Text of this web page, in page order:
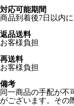
対応可能期間
商品到着後7日以内
返品送料
お客様負担
再送料
お客様負担
備考
同一商品の手配が不
がございます。その